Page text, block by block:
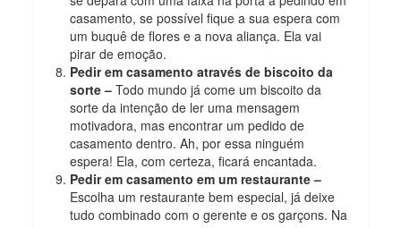
casamento, se possível fique a sua espera com
um buquê de flores e a nova aliança. Ela vai
pirar de emoção.
Pedir em casamento através de biscoito da
sorte – Todo mundo já come um biscoito da
sorte da intenção de ler uma mensagem
motivadora, mas encontrar um pedido de
casamento dentro. Ah, por essa ninguém
espera! Ela, com certeza, ficará encantada.
Pedir em casamento em um restaurante –
Escolha um restaurante bem especial, já deixe
tudo combinado com o gerente e os garçons. Na